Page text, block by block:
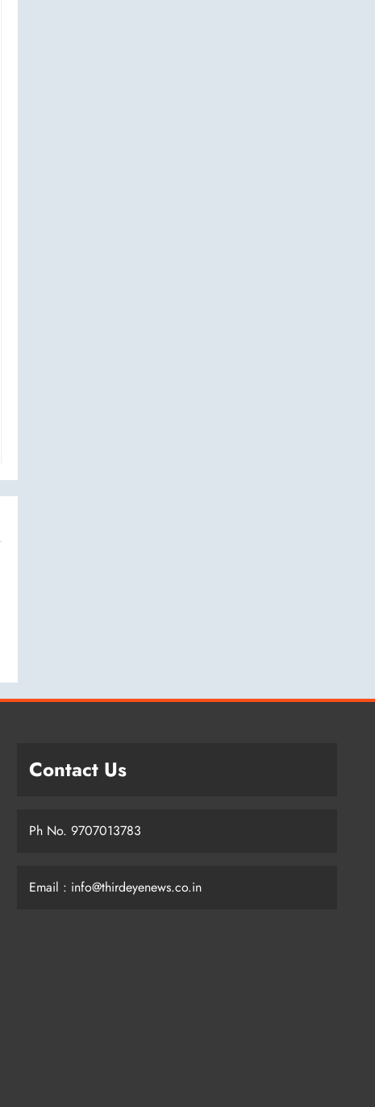
Contact Us
Ph No. 9707013783
Email : info@thirdeyenews.co.in